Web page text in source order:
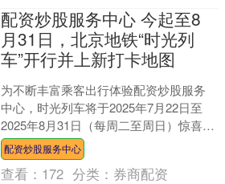
配资炒股服务中心 今起至8
月31日，北京地铁“时光列
车”开行并上新打卡地图
为不断丰富乘客出行体验配资炒股服务
中心，时光列车将于2025年7月22日至
2025年8月31日（每周二至周日）惊喜开
行。 运行区段为1号线八通线全程，在古
城站始....
配资炒股服务中心
查看： 172 分类： 券商配资